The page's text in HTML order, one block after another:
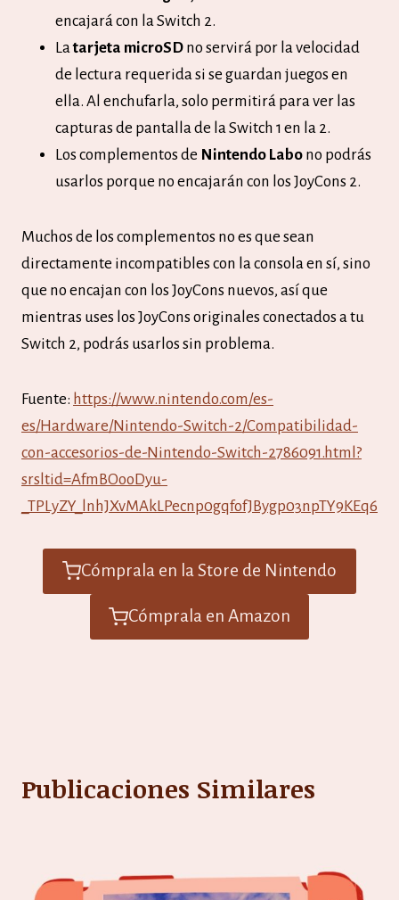
encajará con la Switch 2.
Latarjeta microSD no servirá por la velocidad
de lectura requerida si se guardan juegos en
ella. Al enchufarla, solo permitirá para ver las
capturas de pantalla de la Switch 1 en la 2.
Los complementos de Nintendo Labo no podrás
usarlos porque no encajarán con los JoyCons 2.
Muchos de los complementos no es que sean
directamente incompatibles con la consola en sí, sino
que no encajan con los JoyCons nuevos, así que
mientras uses los JoyCons originales conectados a tu
Switch 2, podrás usarlos sin problema.
Fuente: https://www.nintendo.com/es-
es/Hardware/Nintendo-Switch-2/Compatibilidad-
con-accesorios-de-Nintendo-Switch-2786091.html?
srsltid=AfmBOooDyu-
_TPLyZY_lnhJXvMAkLPecnp0gqfofJBygp03npTY9KEq6
Cómprala en la Store de Nintendo
Cómprala en Amazon
Publicaciones Similares